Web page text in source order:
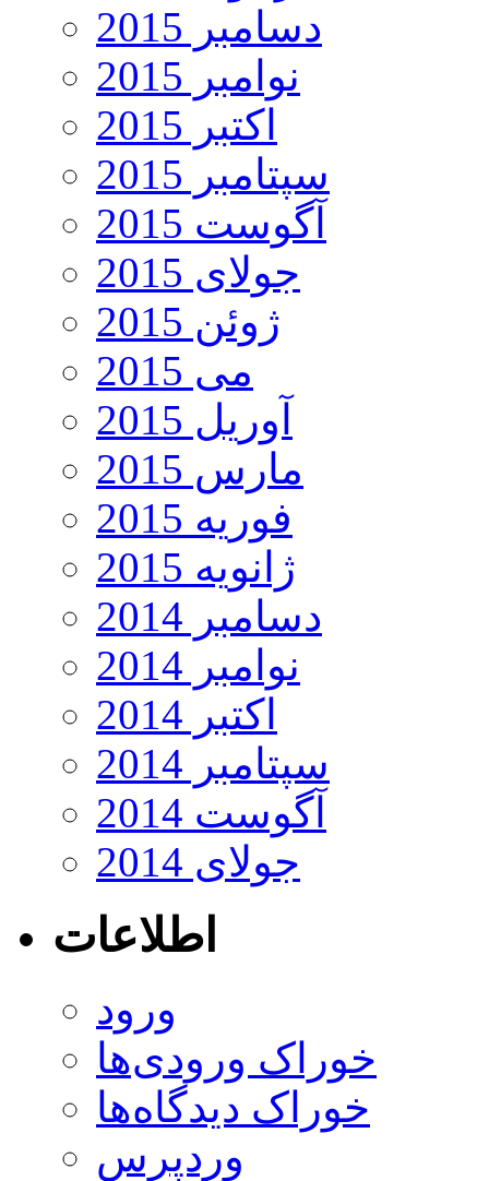
دسامبر 2015
نوامبر 2015
اکتبر 2015
سپتامبر 2015
آگوست 2015
جولای 2015
ژوئن 2015
می 2015
آوریل 2015
مارس 2015
فوریه 2015
ژانویه 2015
دسامبر 2014
نوامبر 2014
اکتبر 2014
سپتامبر 2014
آگوست 2014
جولای 2014
اطلاعات
ورود
خوراک ورودی‌ها
خوراک دیدگاه‌ها
وردپرس